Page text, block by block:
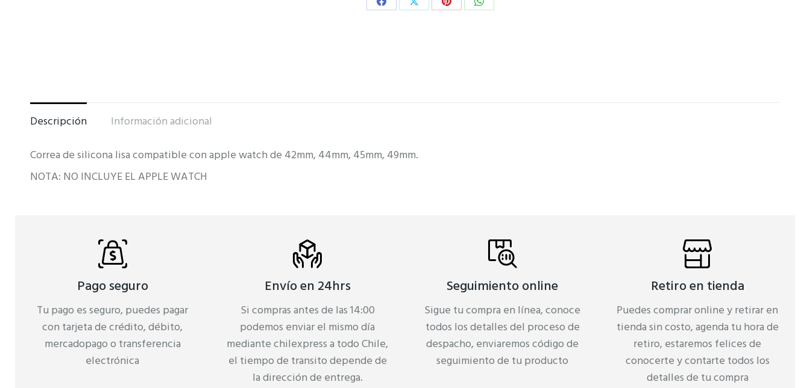
Share
Share
Share
Share
Descripción
Información adicional
Correa de silicona lisa compatible con apple watch de 42mm, 44mm, 45mm, 49mm.
NOTA: NO INCLUYE EL APPLE WATCH
Pago seguro
Tu pago es seguro, puedes pagar
con tarjeta de crédito, débito,
mercadopago o transferencia
electrónica
Envío en 24hrs
Si compras antes de las 14:00
podemos enviar el mismo día
mediante chilexpress a todo Chile,
el tiempo de transito depende de
la dirección de entrega.
Seguimiento online
Sigue tu compra en línea, conoce
todos los detalles del proceso de
despacho, enviaremos código de
seguimiento de tu producto
Retiro en tienda
Puedes comprar online y retirar en
tienda sin costo, agenda tu hora de
retiro, estaremos felices de
conocerte y contarte todos los
detalles de tu compra